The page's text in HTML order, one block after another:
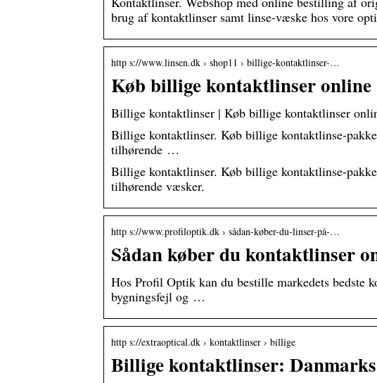
brug af kontaktlinser samt linse-væske hos vore
http s://www.linsen.dk › shop11 › billige-kontaktlinser-…
Køb billige kontaktlinser online
Billige kontaktlinser | Køb billige kontaktlinser
Billige kontaktlinser. Køb billige kontaktlinse-
tilhørende …
Billige kontaktlinser. Køb billige kontaktlinse-
tilhørende væsker.
http s://www.profiloptik.dk › sådan-køber-du-linser-på-…
Sådan køber du kontaktlinser
Hos Profil Optik kan du bestille markedets bedste
bygningsfejl og …
http s://extraoptical.dk › kontaktlinser › billige
Billige kontaktlinser: